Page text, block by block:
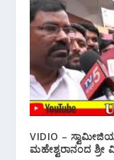
VIDIO –
ಮಹೇಶ್ವರಾನಂದ ಶ್ರೀ